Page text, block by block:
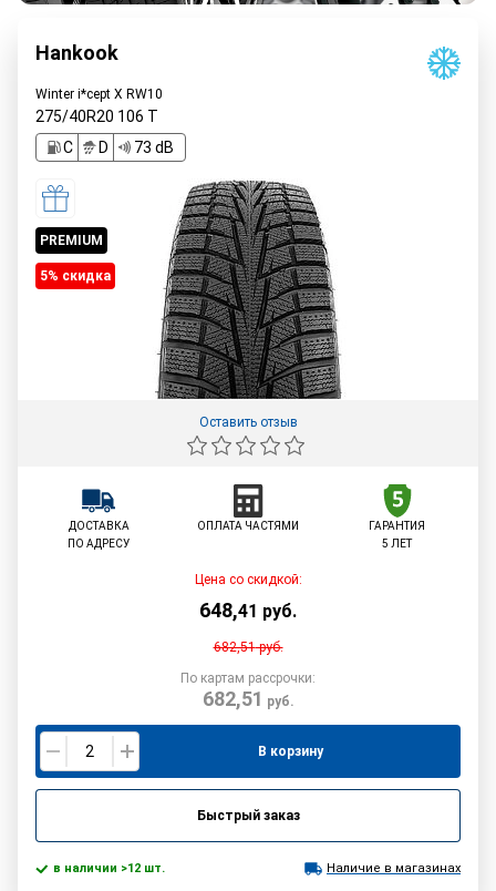
Hankook
Winter i*cept X RW10
275/40R20 106 T
C
D 73 dB
PREMIUM
5% cкидка
Оставить отзыв
ДОСТАВКА
ПО АДРЕСУ
ОПЛАТА ЧАСТЯМИ
ГАРАНТИЯ
5 ЛЕТ
Цена со скидкой:
648,41 руб.
682,51руб.
По картам рассрочки:
682,51 руб.
В корзину
Быстрый заказ
в наличии >12 шт. Наличие в магазинах